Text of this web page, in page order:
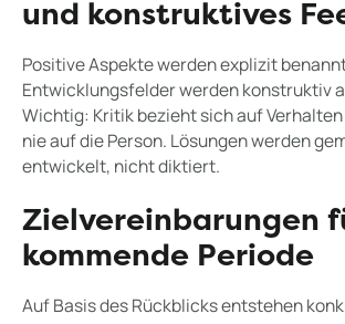
und konstruktives
Positive Aspekte werden explizit
Entwicklungsfelder werden konstruktiv
Wichtig: Kritik bezieht sich auf
nie auf die Person. Lösungen werden
entwickelt, nicht diktiert.
Zielvereinbarungen
kommende Periode
Auf Basis des Rückblicks entstehen